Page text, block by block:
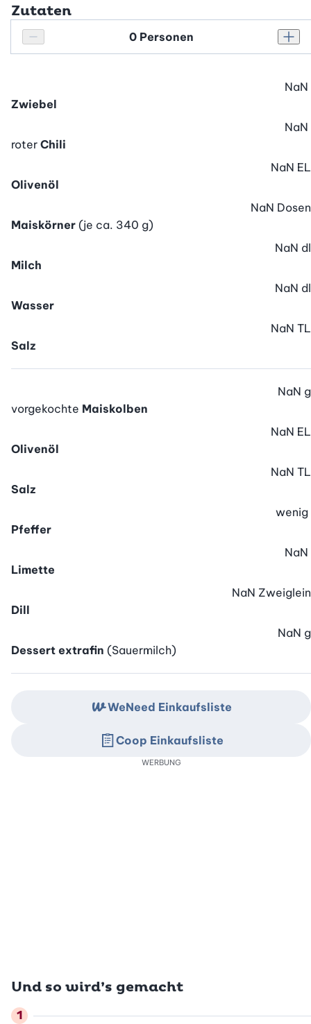
Zutaten
Personenanzahl verringern
Personenanzahl
Zwiebel
NaN
roter Chili
NaN
Olivenöl
NaN EL
Maiskörner (je ca. 340 g)
NaN Dosen
Milch
NaN dl
Wasser
NaN dl
Salz
NaN TL
vorgekochte Maiskolben
NaN g
Olivenöl
NaN EL
Salz
NaN TL
Pfeffer
wenig
Limette
NaN
Dill
NaN Zweiglein
Dessert extrafin (Sauermilch)
NaN g
Und so wird’s gemacht
WeNeed Einkaufsliste
Coop Einkaufsliste
WERBUNG